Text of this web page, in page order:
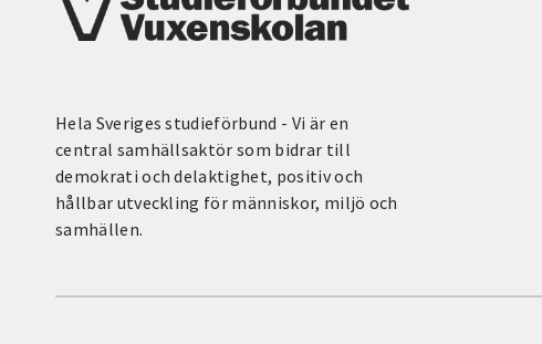
Hela Sveriges studieförbund - Vi är en
central samhällsaktör som bidrar till
demokrati och delaktighet, positiv och
hållbar utveckling för människor, miljö och
samhällen.